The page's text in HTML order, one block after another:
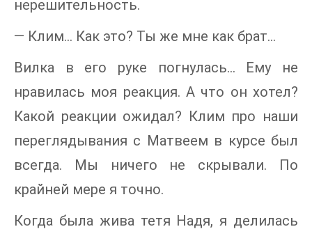
нерешительность.
— Клим… Как это? Ты же мне как брат…
Вилка в его руке погнулась… Ему не
нравилась моя реакция. А что он хотел?
Какой реакции ожидал? Клим про наши
переглядывания с Матвеем в курсе был
всегда. Мы ничего не скрывали. По
крайней мере я точно.
Когда была жива тетя Надя, я делилась